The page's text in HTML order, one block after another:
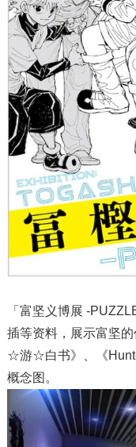
「富坚义博展 -
插等资料，展示富坚
☆游☆白书》、《
概念图。